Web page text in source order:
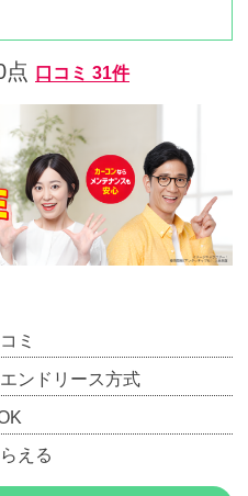
点 口コミ 31件
ミ
ンドリース方式
える